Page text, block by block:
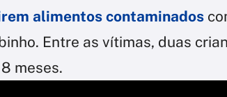
alimentos contaminados
Entre as vítimas, duas
meses.